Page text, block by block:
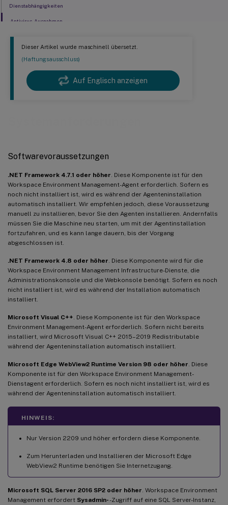
Dieser Artikel wurde maschinell übersetzt.
(Haftungsausschluss)
Auf Englisch anzeigen
Softwarevoraussetzungen
.NET Framework 4.7.1 oder höher . Diese Komponente ist für den
Workspace Environment Management-Agent erforderlich. Sofern es
noch nicht installiert ist, wird es während der Agenteninstallation
automatisch installiert. Wir empfehlen jedoch, diese Voraussetzung
manuell zu installieren, bevor Sie den Agenten installieren. Andernfalls
müssen Sie die Maschine neu starten, um mit der Agentinstallation
fortzufahren, und es kann lange dauern, bis der Vorgang
abgeschlossen ist.
.NET Framework 4.8 oder höher . Diese Komponente wird für die
Workspace Environment Management Infrastructure-Dienste, die
Administrationskonsole und die Webkonsole benötigt. Sofern es noch
nicht installiert ist, wird es während der Installation automatisch
installiert.
Microsoft Visual C++ . Diese Komponente ist für den Workspace
Environment Management-Agent erforderlich. Sofern nicht bereits
installiert, wird Microsoft Visual C++ 2015–2019 Redistributable
während der Agenteninstallation automatisch installiert.
Microsoft Edge WebView2 Runtime Version 98 oder höher . Diese
Komponente ist für den Workspace Environment Management-
Dienstagent erforderlich. Sofern es noch nicht installiert ist, wird es
während der Agenteninstallation automatisch installiert.
HINWEIS:
Nur Version 2209 und höher erfordern diese Komponente.
Zum Herunterladen und Installieren der Microsoft Edge
WebView2 Runtime benötigen Sie Internetzugang.
Microsoft SQL Server 2016 SP2 oder höher . Workspace Environment
Management erfordert Sysadmin--Zugriff auf eine SQL Server-Instanz,
Dienstabhängigkeiten
Antivirus-Ausnahmen